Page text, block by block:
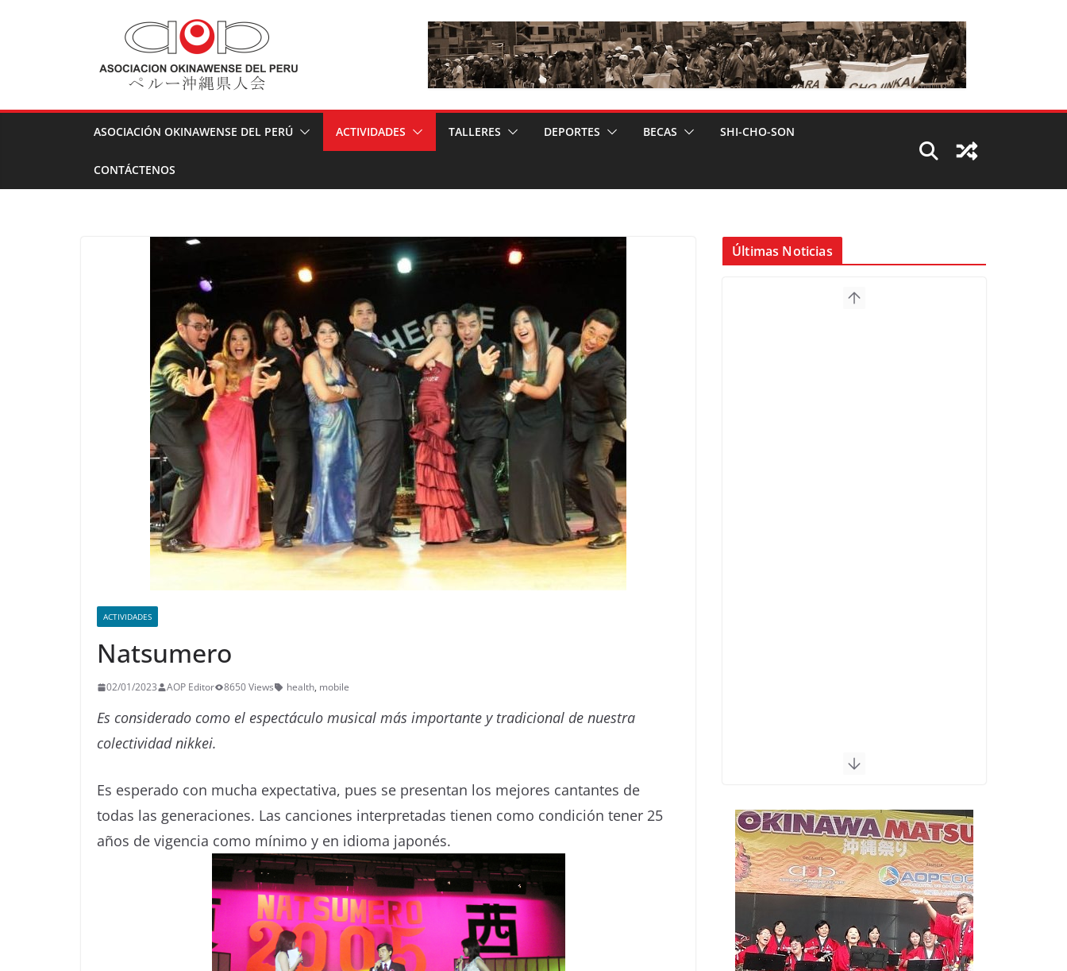
ASOCIACIÓN OKINAWENSE DEL PERÚ ACTIVIDADES TALLERES DEPORTES BECAS SHI-CHO-SON
CONTÁCTENOS
ACTIVIDADES
Natsumero
02/01/2023 AOP Editor 8650 Views health, mobile
Es considerado como el espectáculo musical más importante y tradicional de nuestra
colectividad nikkei.
Es esperado con mucha expectativa, pues se presentan los mejores cantantes de
todas las generaciones. Las canciones interpretadas tienen como condición tener 25
años de vigencia como mínimo y en idioma japonés.
Últimas Noticias